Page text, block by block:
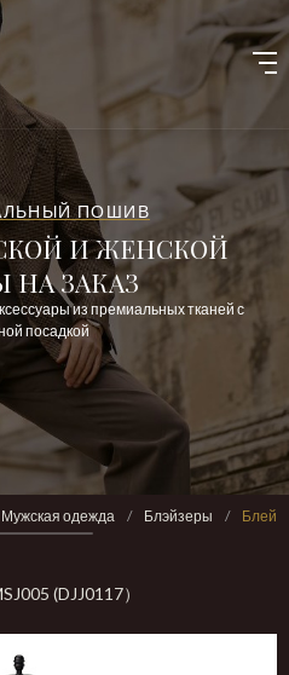
ПОШИВ
И ЖЕНСКОЙ
НА ЗАКАЗ
из премиальных тканей с
посадкой
Мужская одежда / Блэйзеры /
(DJJ0117）